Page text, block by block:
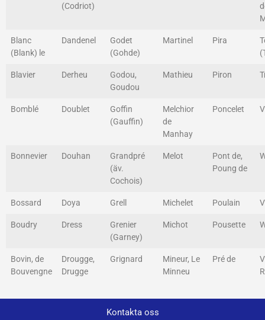
(Codriot)
Blanc
(Blank) le
Dandenel
Godet
(Gohde)
Martinel Pira
Blavier Derheu
Godou,
Goudou
Mathieu Piron
Bomblé Doublet
Goffin
(Gauffin)
Melchior
de
Manhay
Poncelet
Bonnevier Douhan
Grandpré
(äv.
Cochois)
Melot
Pont de,
Poung de
Bossard Doya Grell Michelet Poulain
Boudry Dress
Grenier
(Garney)
Michot Pousette
Bovin, de
Bouvengne
Drougge,
Drugge
Grignard
Mineur, Le
Minneu
Pré de
Kontakta oss